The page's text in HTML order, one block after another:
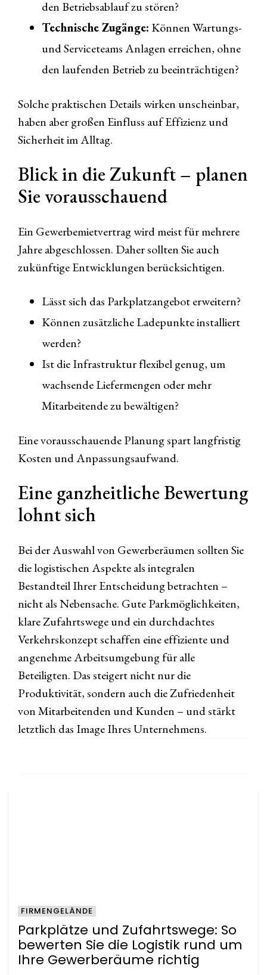
den Betriebsablauf zu stören?
Technische Zugänge: Können Wartungs-
und Serviceteams Anlagen erreichen, ohne
den laufenden Betrieb zu beeinträchtigen?
Solche praktischen Details wirken unscheinbar,
haben aber großen Einfluss auf Effizienz und
Sicherheit im Alltag.
Blick in die Zukunft – planen
Sie vorausschauend
Ein Gewerbemietvertrag wird meist für mehrere
Jahre abgeschlossen. Daher sollten Sie auch
zukünftige Entwicklungen berücksichtigen.
Lässt sich das Parkplatzangebot erweitern?
Können zusätzliche Ladepunkte installiert
werden?
Ist die Infrastruktur flexibel genug, um
wachsende Liefermengen oder mehr
Mitarbeitende zu bewältigen?
Eine vorausschauende Planung spart langfristig
Kosten und Anpassungsaufwand.
Eine ganzheitliche Bewertung
lohnt sich
Bei der Auswahl von Gewerberäumen sollten Sie
die logistischen Aspekte als integralen
Bestandteil Ihrer Entscheidung betrachten –
nicht als Nebensache. Gute Parkmöglichkeiten,
klare Zufahrtswege und ein durchdachtes
Verkehrskonzept schaffen eine effiziente und
angenehme Arbeitsumgebung für alle
Beteiligten. Das steigert nicht nur die
Produktivität, sondern auch die Zufriedenheit
von Mitarbeitenden und Kunden – und stärkt
letztlich das Image Ihres Unternehmens.
Parkplätze und Zufahrtswege: So
bewerten Sie die Logistik rund um
Ihre Gewerberäume richtig
FIRMENGELÄNDE